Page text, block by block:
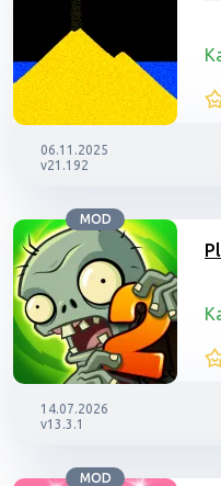
06.11.2025
v21.192
MOD
14.07.2026
v13.3.1
MOD